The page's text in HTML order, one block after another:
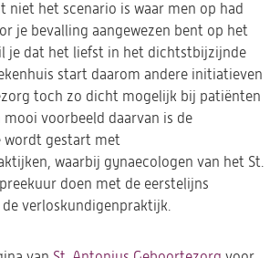
niet het scenario is waar men op had
je bevalling aangewezen bent op het
je dat het liefst in het dichtstbijzijnde
start daarom andere initiatieven
toch zo dicht mogelijk bij patiënten
mooi voorbeeld daarvan is de
wordt gestart met
waarbij gynaecologen van het St.
doen met de eerstelijns
verloskundigenpraktijk.